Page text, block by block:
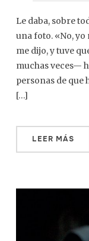
Le daba, sobre
una foto. «No, yo
me dijo, y tuve
muchas veces—
personas de que
[…]
LEER MÁS